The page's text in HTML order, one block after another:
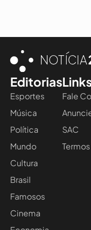
Editorias
Esportes
Música
Política
Mundo
Cultura
Brasil
Famosos
Cinema
Fale
SAC